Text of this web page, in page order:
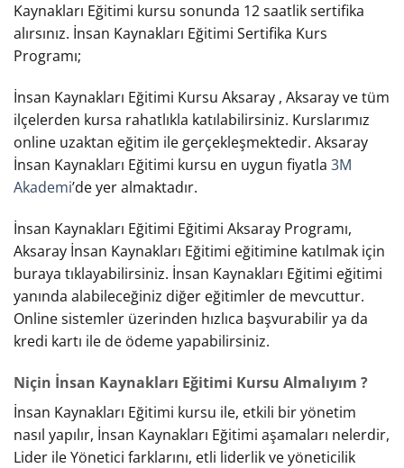
Kaynakları Eğitimi kursu sonunda 12 saatlik sertifika
alırsınız. İnsan Kaynakları Eğitimi Sertifika Kurs
Programı;
İnsan Kaynakları Eğitimi Kursu Aksaray , Aksaray ve tüm
ilçelerden kursa rahatlıkla katılabilirsiniz. Kurslarımız
online uzaktan eğitim ile gerçekleşmektedir. Aksaray
İnsan Kaynakları Eğitimi kursu en uygun fiyatla 3M
Akademi’de yer almaktadır.
İnsan Kaynakları Eğitimi Eğitimi Aksaray Programı,
Aksaray İnsan Kaynakları Eğitimi eğitimine katılmak için
buraya tıklayabilirsiniz. İnsan Kaynakları Eğitimi eğitimi
yanında alabileceğiniz diğer eğitimler de mevcuttur.
Online sistemler üzerinden hızlıca başvurabilir ya da
kredi kartı ile de ödeme yapabilirsiniz.
Niçin İnsan Kaynakları Eğitimi Kursu Almalıyım ?
İnsan Kaynakları Eğitimi kursu ile, etkili bir yönetim
nasıl yapılır, İnsan Kaynakları Eğitimi aşamaları nelerdir,
Lider ile Yönetici farklarını, etli liderlik ve yöneticilik